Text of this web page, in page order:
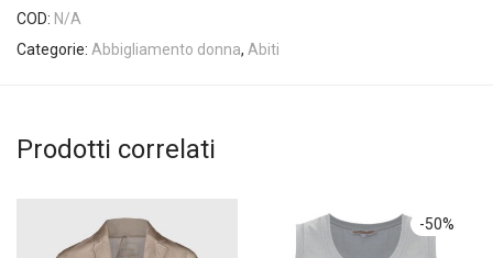
COD: N/A
Categorie: Abbigliamento donna, Abiti
Prodotti correlati
-50%